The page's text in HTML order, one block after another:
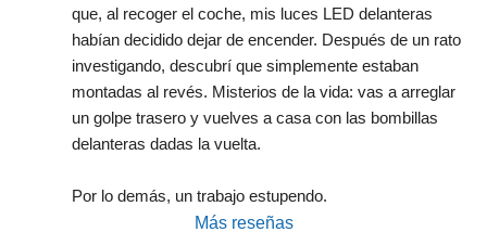
que, al recoger el coche, mis luces LED delanteras
habían decidido dejar de encender. Después de un rato
investigando, descubrí que simplemente estaban
montadas al revés. Misterios de la vida: vas a arreglar
un golpe trasero y vuelves a casa con las bombillas
delanteras dadas la vuelta.
Por lo demás, un trabajo estupendo.
Más reseñas